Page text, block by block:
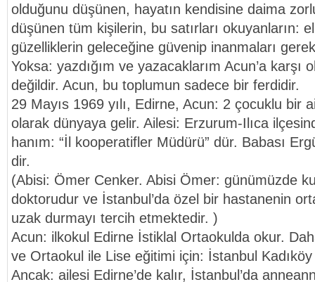
olduğunu düşünen, hayatın kendisine daima
düşünen tüm kişilerin, bu satırları okuyanların:
güzelliklerin geleceğine güvenip inanmaları
Yoksa: yazdığım ve yazacaklarım Acun’a karşı
değildir. Acun, bu toplumun sadece bir ferdidir.
29 Mayıs 1969 yılı, Edirne, Acun: 2 çocuklu bir
olarak dünyaya gelir. Ailesi: Erzurum-Ilıca
hanım: “İl kooperatifler Müdürü” dür. Babası
dir.
(Abisi: Ömer Cenker. Abisi Ömer: günümüzde
doktorudur ve İstanbul’da özel bir hastanenin
uzak durmayı tercih etmektedir. )
Acun: ilkokul Edirne İstiklal Ortaokulda okur.
ve Ortaokul ile Lise eğitimi için: İstanbul
Ancak: ailesi Edirne’de kalır, İstanbul’da